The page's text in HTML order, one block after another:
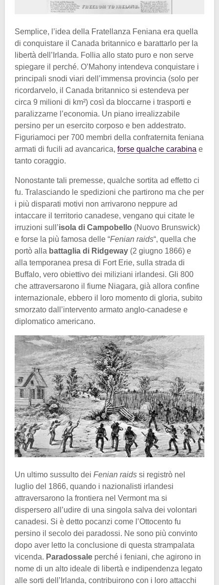
Semplice, l’idea della Fratellanza Feniana era quella
di conquistare il Canada britannico e barattarlo per la
libertà dell’Irlanda. Follia allo stato puro e non serve
spiegare il perché. O’Mahony intendeva conquistare i
principali snodi viari dell’immensa provincia (solo per
ricordarvelo, il Canada britannico si estendeva per
circa 9 milioni di km²) così da bloccarne i trasporti e
paralizzarne l’economia. Un piano irrealizzabile
persino per un esercito corposo e ben addestrato.
Figuriamoci per 700 membri della confraternita feniana
armati di fucili ad avancarica, forse qualche carabina e
tanto coraggio.
Nonostante tali premesse, qualche sortita ad effetto ci
fu. Tralasciando le spedizioni che partirono ma che per
i più disparati motivi non arrivarono neppure ad
intaccare il territorio canadese, vengano qui citate le
irruzioni sull’isola di Campobello (Nuovo Brunswick)
e forse la più famosa delle “Fenian raids“, quella che
portò alla battaglia di Ridgeway (2 giugno 1866) e
alla temporanea presa di Fort Erie, sulla strada di
Buffalo, vero obiettivo dei miliziani irlandesi. Gli 800
che attraversarono il fiume Niagara, già allora confine
internazionale, ebbero il loro momento di gloria, subito
smorzato dall’intervento armato anglo-canadese e
diplomatico americano.
Un ultimo sussulto dei Fenian raids si registrò nel
luglio del 1866, quando i nazionalisti irlandesi
attraversarono la frontiera nel Vermont ma si
dispersero all’udire di una singola salva dei volontari
canadesi. Si è detto pocanzi come l’Ottocento fu
persino il secolo dei paradossi. Ne sono più convinto
dopo aver letto la conclusione di questa strampalata
vicenda. Paradossale perché i feniani, che agirono in
nome di un alto ideale di libertà e indipendenza legato
alle sorti dell’Irlanda, contribuirono con i loro attacchi